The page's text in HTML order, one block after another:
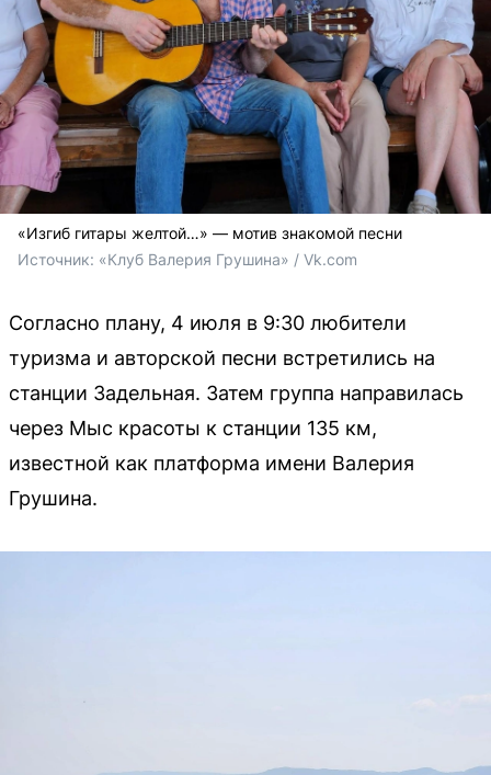
«Изгиб гитары желтой…» — мотив знакомой песни
Источник: «Клуб Валерия Грушина» / Vk.com
Согласно плану, 4 июля в 9:30 любители
туризма и авторской песни встретились на
станции Задельная. Затем группа направилась
через Мыс красоты к станции 135 км,
известной как платформа имени Валерия
Грушина.